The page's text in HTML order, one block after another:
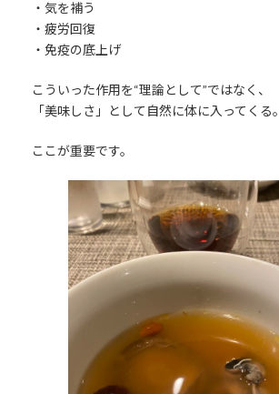
・気を補う
・疲労回復
・免疫の底上げ
こういった作用を“理論として”ではなく、
「美味しさ」として自然に体に入ってくる。
ここが重要です。